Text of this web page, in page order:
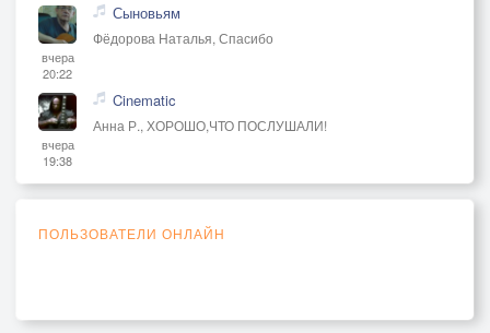
вчера
20:22
Сыновьям
Фёдорова Наталья, Спасибо
вчера
19:38
Cinematic
Анна Р., ХОРОШО,ЧТО ПОСЛУШАЛИ!
ПОЛЬЗОВАТЕЛИ ОНЛАЙН